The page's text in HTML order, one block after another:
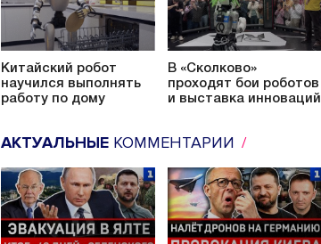
Китайский робот
научился выполнять
работу по дому
В «Сколково»
проходят бои роботов
и выставка инноваций
АКТУАЛЬНЫЕ КОММЕНТАРИИ